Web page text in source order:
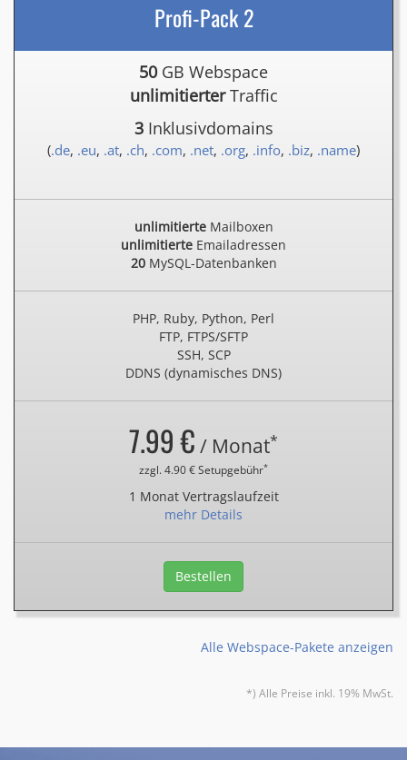
Profi-Pack 2
50 GB Webspace
unlimitierterTraffic
3Inklusivdomains
(.de, .eu, .at, .ch, .com, .net, .org, .info, .biz, .name)
unlimitierteMailboxen
unlimitierte Emailadressen
20MySQL-Datenbanken
PHP, Ruby, Python, Perl
FTP, FTPS/SFTP
SSH, SCP
DDNS (dynamisches DNS)
7.99 € / Monat*
zzgl. 4.90 € Setupgebühr*
1 Monat Vertragslaufzeit
mehr Details
Bestellen
Alle Webspace-Pakete anzeigen
*) Alle Preise inkl. 19% MwSt.